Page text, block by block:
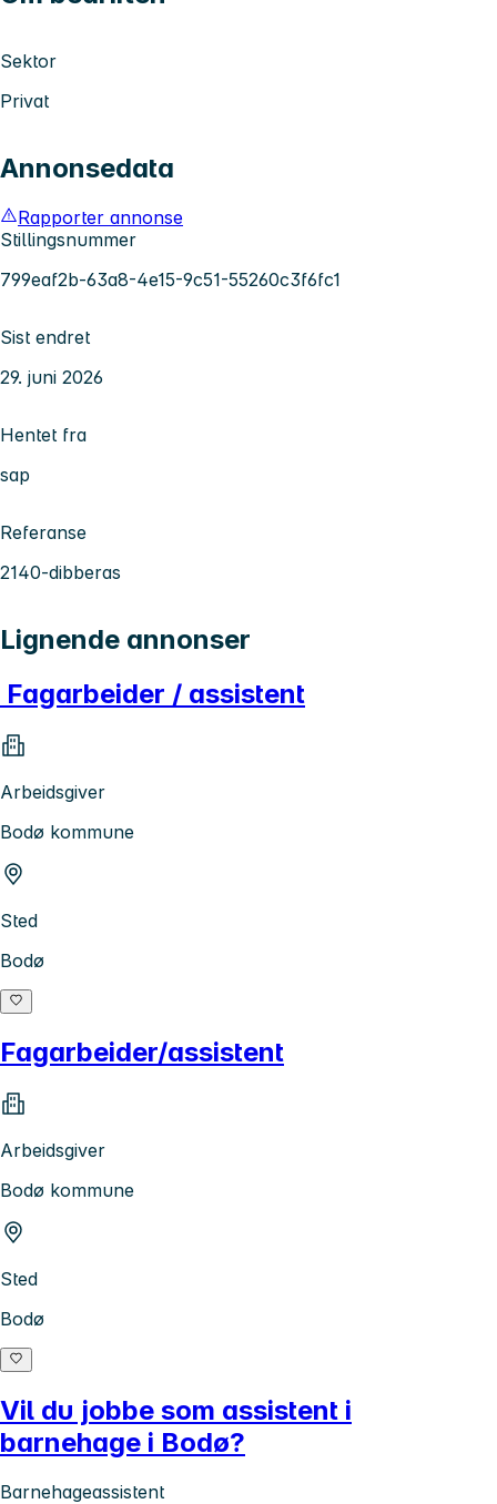
Sektor
Privat
Annonsedata
Rapporter annonse
Stillingsnummer
799eaf2b-63a8-4e15-9c51-55260c3f6fc1
Sist endret
29. juni 2026
Hentet fra
sap
Referanse
2140-dibberas
Lignende annonser
Fagarbeider / assistent
Arbeidsgiver
Bodø kommune
Sted
Bodø
Fagarbeider/assistent
Arbeidsgiver
Bodø kommune
Sted
Bodø
Vil du jobbe som assistent i
barnehage i Bodø?
Barnehageassistent